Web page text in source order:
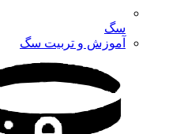
سگ
آموزش و تربیت سگ